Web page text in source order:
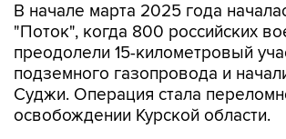
В начале марта 2025 года
"Поток", когда 800 российских
преодолели 15-километровый
подземного газопровода и
Суджи. Операция стала
освобождении Курской области.